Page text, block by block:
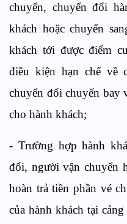
chuyển, chuyển đổi
khách hoặc chuyển
khách tới được điểm
điều kiện hạn chế về
chuyển đổi chuyến bay
cho hành khách;
- Trường hợp hành
đổi, người vận chuyển
hoàn trả tiền phần vé
của hành khách tại